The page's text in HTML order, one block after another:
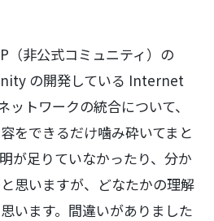
非公式コミュニティ）の
の開発している Internet
トワークの統合について、
をできるだけ噛み砕いてまと
が足りていなかったり、分か
思いますが、どなたかの理解
います。間違いがありました